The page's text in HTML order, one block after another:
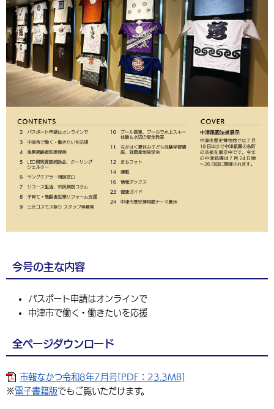
組織案内
買う・おみやげ 四季のイベント・祭り
移住・定住
地方創生・地域活性化 広報・広聴
行政・計画
今号の主な内容
パスポート申請はオンラインで
中津市で働く・働きたいを応援
全ページダウンロード
市報なかつ令和8年7月号[PDF：23.3MB]
※電子書籍版でもご覧いただけます。